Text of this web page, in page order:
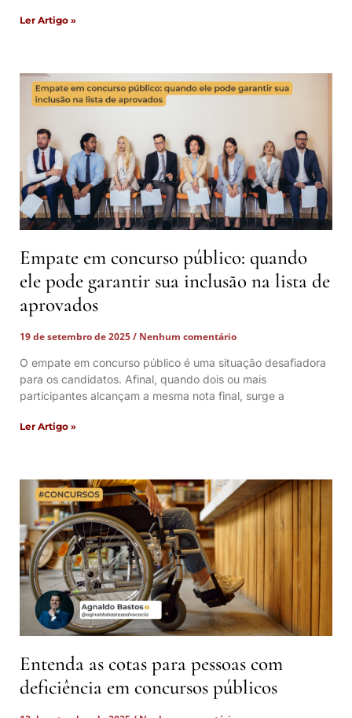
Ler Artigo »
Empate em concurso público: quando
ele pode garantir sua inclusão na lista de
aprovados
19 de setembro de 2025
Nenhum comentário
O empate em concurso público é uma situação desafiadora
para os candidatos. Afinal, quando dois ou mais
participantes alcançam a mesma nota final, surge a
Ler Artigo »
Entenda as cotas para pessoas com
deficiência em concursos públicos